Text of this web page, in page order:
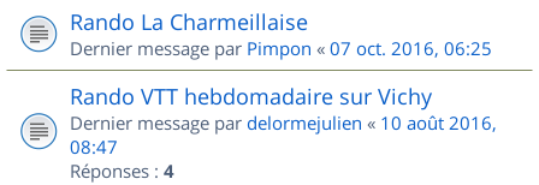
Rando La Charmeillaise
Dernier message par Pimpon « 07 oct. 2016, 06:25
Rando VTT hebdomadaire sur Vichy
Dernier message par delormejulien « 10 août 2016,
08:47
Réponses : 4